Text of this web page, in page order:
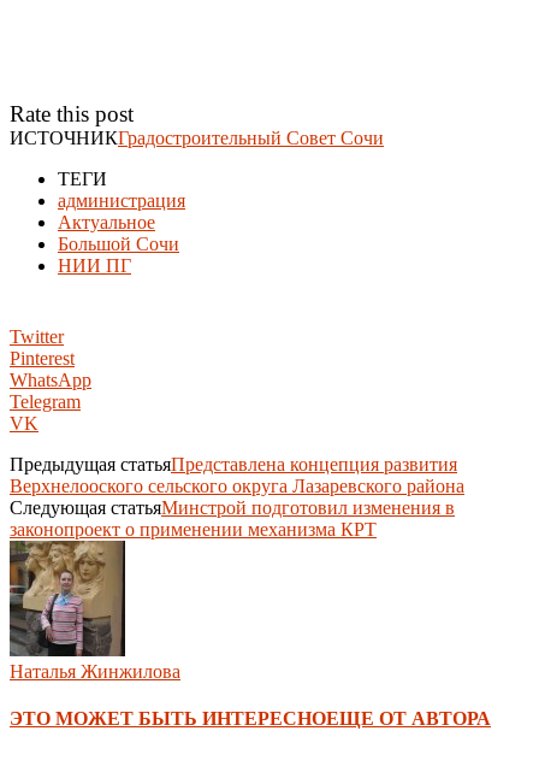
Rate this post
ИСТОЧНИКГрадостроительный Совет Сочи
ТЕГИ
администрация
Актуальное
Большой Сочи
НИИ ПГ
Twitter
Pinterest
WhatsApp
Telegram
VK
Предыдущая статьяПредставлена концепция развития
Верхнелооского сельского округа Лазаревского района
Следующая статьяМинстрой подготовил изменения в
законопроект о применении механизма КРТ
Наталья Жинжилова
ЭТО МОЖЕТ БЫТЬ ИНТЕРЕСНОЕЩЕ ОТ АВТОРА